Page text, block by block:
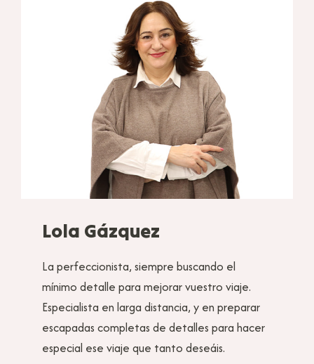
Lola Gázquez
La perfeccionista, siempre buscando el
mínimo detalle para mejorar vuestro viaje.
Especialista en larga distancia, y en preparar
escapadas completas de detalles para hacer
especial ese viaje que tanto deseáis.